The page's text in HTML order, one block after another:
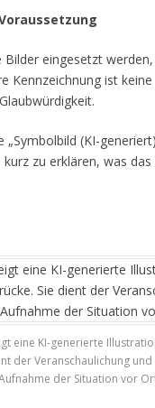
Bilder eingesetzt
Kennzeichnung ist
„Symbolbild (KI-
zu erklären, was
eine KI-generierte
der Veranschaulichung
der Situation vor